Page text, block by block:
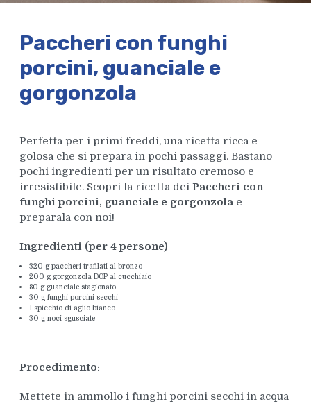
Paccheri con funghi
porcini, guanciale e
gorgonzola
Perfetta per i primi freddi, una ricetta ricca e
golosa che si prepara in pochi passaggi. Bastano
pochi ingredienti per un risultato cremoso e
irresistibile. Scopri la ricetta dei Paccheri con
funghi porcini, guanciale e gorgonzolae
preparala con noi!
Ingredienti (per 4 persone)
320 g paccheri trafilati al bronzo
200 g gorgonzola DOP al cucchiaio
80 g guanciale stagionato
30 g funghi porcini secchi
1 spicchio di aglio bianco
30 g noci sgusciate
Procedimento:
Mettete in ammollo i funghi porcini secchi in acqua